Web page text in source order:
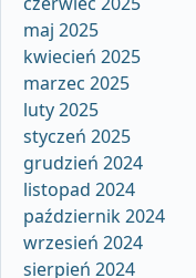
maj 2025
kwiecień 2025
marzec 2025
luty 2025
styczeń 2025
grudzień 2024
listopad 2024
październik 2024
wrzesień 2024
sierpień 2024